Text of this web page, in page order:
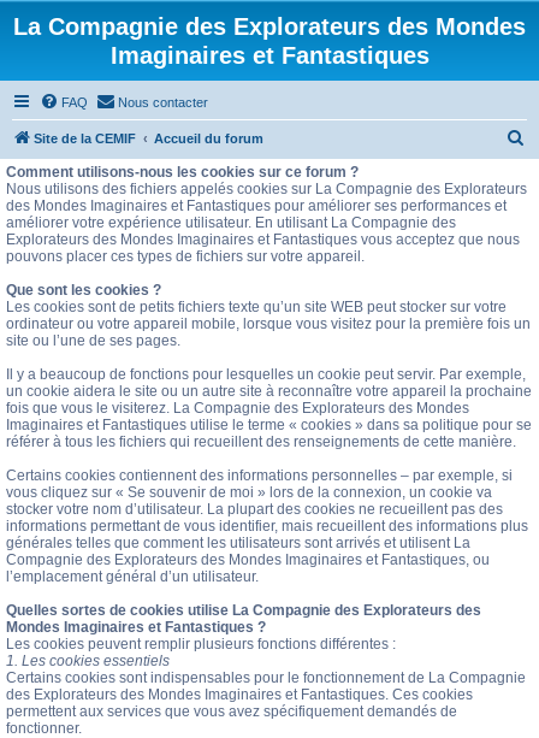
La Compagnie des Explorateurs des Mondes
Imaginaires et Fantastiques
FAQ Nous contacter
Site de la CEMIF Accueil du forum
c
r
Comment utilisons-nous les cookies sur ce forum ?
Nous utilisons des fichiers appelés cookies sur La Compagnie des Explorateurs
des Mondes Imaginaires et Fantastiques pour améliorer ses performances et
améliorer votre expérience utilisateur. En utilisant La Compagnie des
Explorateurs des Mondes Imaginaires et Fantastiques vous acceptez que nous
pouvons placer ces types de fichiers sur votre appareil.
Que sont les cookies ?
Les cookies sont de petits fichiers texte qu’un site WEB peut stocker sur votre
ordinateur ou votre appareil mobile, lorsque vous visitez pour la première fois un
site ou l’une de ses pages.
Il y a beaucoup de fonctions pour lesquelles un cookie peut servir. Par exemple,
un cookie aidera le site ou un autre site à reconnaître votre appareil la prochaine
fois que vous le visiterez. La Compagnie des Explorateurs des Mondes
Imaginaires et Fantastiques utilise le terme « cookies » dans sa politique pour se
référer à tous les fichiers qui recueillent des renseignements de cette manière.
Certains cookies contiennent des informations personnelles – par exemple, si
vous cliquez sur « Se souvenir de moi » lors de la connexion, un cookie va
stocker votre nom d’utilisateur. La plupart des cookies ne recueillent pas des
informations permettant de vous identifier, mais recueillent des informations plus
générales telles que comment les utilisateurs sont arrivés et utilisent La
Compagnie des Explorateurs des Mondes Imaginaires et Fantastiques, ou
l’emplacement général d’un utilisateur.
Quelles sortes de cookies utilise La Compagnie des Explorateurs des
Mondes Imaginaires et Fantastiques ?
Les cookies peuvent remplir plusieurs fonctions différentes :
1. Les cookies essentiels
Certains cookies sont indispensables pour le fonctionnement de La Compagnie
des Explorateurs des Mondes Imaginaires et Fantastiques. Ces cookies
permettent aux services que vous avez spécifiquement demandés de
fonctionner.